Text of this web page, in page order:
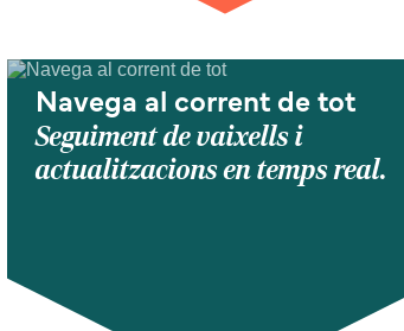
Navega al corrent de tot
Seguiment de vaixells i
actualitzacions en temps real.